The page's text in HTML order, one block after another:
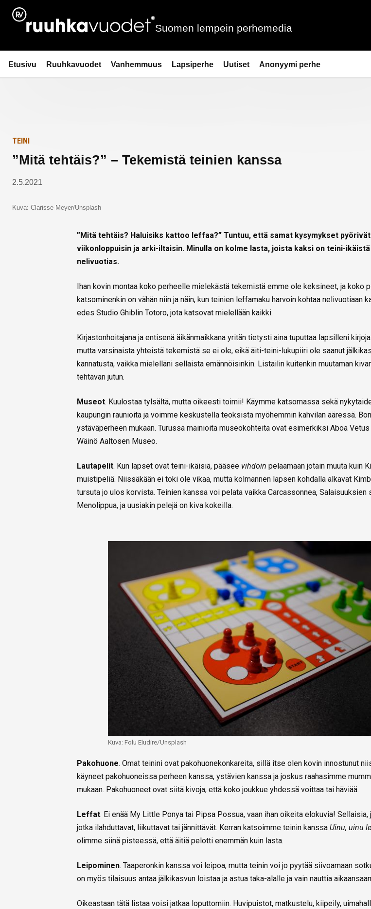
Siirry
sisältöön
Ruuhkavuodet.fi
Suomen lempein perhemedia
Etusivu Ruuhkavuodet Vanhemmuus Lapsiperhe Uutiset Anonyymi perhe
Etusivulle
TEINI
”Mitä tehtäis?” – Tekemistä teinien kanssa
2.5.2021
Kuva: Clarisse Meyer/Unsplash
”Mitä tehtäis? Haluisiks kattoo leffaa?” Tuntuu, että samat kysymykset
viikonloppuisin ja arki-iltaisin. Minulla on kolme lasta, joista kaksi on teini-
nelivuotias.
Ihan kovin montaa koko perheelle mielekästä tekemistä emme ole keksineet, ja koko
katsominenkin on vähän niin ja näin, kun teinien leffamaku harvoin kohtaa nelivuotiaan
edes Studio Ghiblin Totoro, jota katsovat mielellään kaikki.
Kirjastonhoitajana ja entisenä äikänmaikkana yritän tietysti aina tuputtaa lapsilleni
mutta varsinaista yhteistä tekemistä se ei ole, eikä äiti-teini-lukupiiri ole saanut
kannatusta, vaikka mielelläni sellaista emännöisinkin. Listailin kuitenkin muutaman
tehtävän jutun.
Museot. Kuulostaa tylsältä, mutta oikeesti toimii! Käymme katsomassa sekä
kaupungin raunioita ja voimme keskustella teoksista myöhemmin kahvilan ääressä.
ystäväperheen mukaan. Turussa mainioita museokohteita ovat esimerkiksi Aboa Vetus
Wäinö Aaltosen Museo.
Lautapelit. Kun lapset ovat teini-ikäisiä, pääsee vihdoin pelaamaan jotain muuta kuin
muistipeliä. Niissäkään ei toki ole vikaa, mutta kolmannen lapsen kohdalla alkavat
tursuta jo ulos korvista. Teinien kanssa voi pelata vaikka Carcassonnea, Salaisuuksien
Menolippua, ja uusiakin pelejä on kiva kokeilla.
Kuva: Folu Eludire/Unsplash
Pakohuone. Omat teinini ovat pakohuonekonkareita, sillä itse olen kovin innostunut
käyneet pakohuoneissa perheen kanssa, ystävien kanssa ja joskus raahasimme
mukaan. Pakohuoneet ovat siitä kivoja, että koko joukkue yhdessä voittaa tai häviää.
Leffat. Ei enää My Little Ponya tai Pipsa Possua, vaan ihan oikeita elokuvia! Sellaisia,
jotka ilahduttavat, liikuttavat tai jännittävät. Kerran katsoimme teinin kanssa Uinu, uinu
olimme siinä pisteessä, että äitiä pelotti enemmän kuin lasta.
Leipominen. Taaperonkin kanssa voi leipoa, mutta teinin voi jo pyytää siivoamaan
on myös tilaisuus antaa jälkikasvun loistaa ja astua taka-alalle ja vain nauttia
Oikeastaan tätä listaa voisi jatkaa loputtomiin. Huvipuistot, matkustelu, kiipeily,